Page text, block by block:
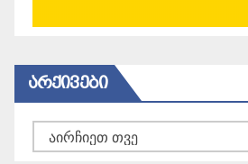
ᲐᲠᲥᲘᲕᲔᲑᲘ
არქივები